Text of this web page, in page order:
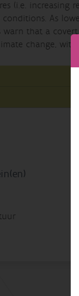
(i.e. increasing
As
warn that a
change,